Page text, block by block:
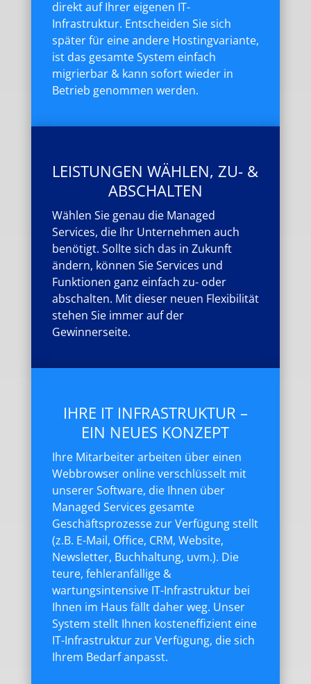
direkt auf Ihrer eigenen IT-
Infrastruktur. Entscheiden Sie sich
später für eine andere Hostingvariante,
ist das gesamte System einfach
migrierbar & kann sofort wieder in
Betrieb genommen werden.
LEISTUNGEN WÄHLEN, ZU- &
ABSCHALTEN
Wählen Sie genau die Managed
Services, die Ihr Unternehmen auch
benötigt. Sollte sich das in Zukunft
ändern, können Sie Services und
Funktionen ganz einfach zu- oder
abschalten. Mit dieser neuen Flexibilität
stehen Sie immer auf der
Gewinnerseite.
IHRE IT INFRASTRUKTUR –
EIN NEUES KONZEPT
Ihre Mitarbeiter arbeiten über einen
Webbrowser online verschlüsselt mit
unserer Software, die Ihnen über
Managed Services gesamte
Geschäftsprozesse zur Verfügung stellt
(z.B. E-Mail, Office, CRM, Website,
Newsletter, Buchhaltung, uvm.). Die
teure, fehleranfällige &
wartungsintensive IT-Infrastruktur bei
Ihnen im Haus fällt daher weg. Unser
System stellt Ihnen kosteneffizient eine
IT-Infrastruktur zur Verfügung, die sich
Ihrem Bedarf anpasst.